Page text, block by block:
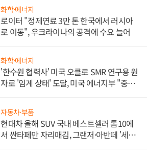
화학·에너지
로이터 "정제연료 3만 톤 한국에서 러시아
로 이동", 우크라이나의 공격에 수요 늘어
화학·에너지
'한수원 협력사' 미국 오클로 SMR 연구용 원
자로 '임계 상태' 도달, 미국 에너지부 "중요
자동차·부품
현대차 올해 SUV 국내 베스트셀러 톱10에
서 싼타페만 자리매김, 그랜저·아반떼 '세단